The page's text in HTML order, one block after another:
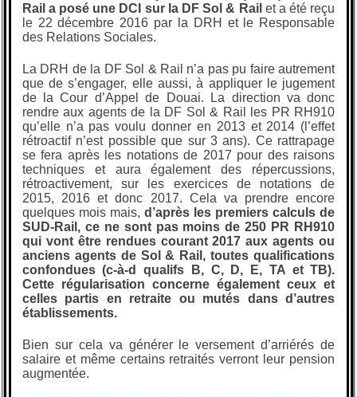
Rail a posé une DCI sur la DF Sol & Rail et a été reçu
le 22 décembre 2016 par la DRH et le Responsable
des Relations Sociales.
La DRH de la DF Sol & Rail n’a pas pu faire autrement
que de s’engager, elle aussi, à appliquer le jugement
de la Cour d’Appel de Douai. La direction va donc
rendre aux agents de la DF Sol & Rail les PR RH910
qu’elle n’a pas voulu donner en 2013 et 2014 (l’effet
rétroactif n’est possible que sur 3 ans). Ce rattrapage
se fera après les notations de 2017 pour des raisons
techniques et aura également des répercussions,
rétroactivement, sur les exercices de notations de
2015, 2016 et donc 2017. Cela va prendre encore
quelques mois mais, d’après les premiers calculs de
SUD-Rail, ce ne sont pas moins de 250 PR RH910
qui vont être rendues courant 2017 aux agents ou
anciens agents de Sol & Rail, toutes qualifications
confondues (c-à-d qualifs B, C, D, E, TA et TB).
Cette régularisation concerne également ceux et
celles partis en retraite ou mutés dans d’autres
établissements.
Bien sur cela va générer le versement d’arriérés de
salaire et même certains retraités verront leur pension
augmentée.